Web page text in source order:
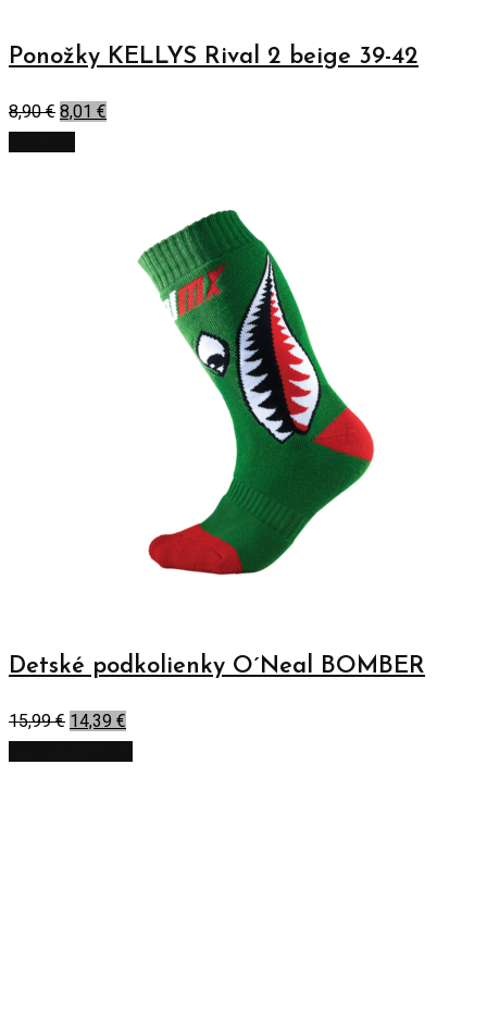
Ponožky KELLYS Rival 2 beige 39-42
8,90€ 8,01 €
Detské podkolienky O´Neal BOMBER
15,99€ 14,39 €